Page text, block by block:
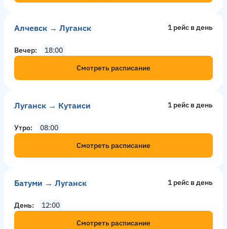
Алчевск → Луганск 1 рейс в день
Вечер
18:00
Смотреть расписание
Луганск → Кутаиси 1 рейс в день
Утро
08:00
Смотреть расписание
Батуми → Луганск 1 рейс в день
День
12:00
Смотреть расписание